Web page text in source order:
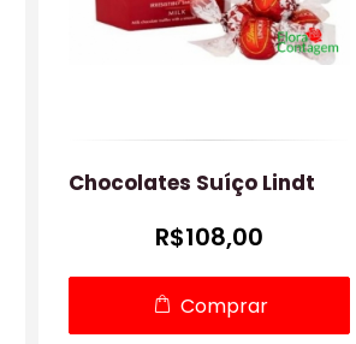
Chocolates Suíço Lindt
R$108,00
Comprar